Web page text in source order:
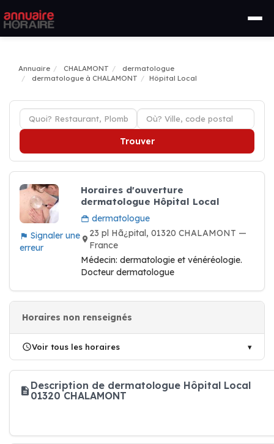
Annuaire CHALAMONT
dermatologue
dermatologue à CHALAMONT
Hôpital Local
Trouver
Signaler une
erreur
Horaires d'ouverture
dermatologue Hôpital Local
dermatologue
23 pl Hã¿pital, 01320 CHALAMONT —
France
Médecin: dermatologie et vénéréologie.
Docteur dermatologue
Horaires non renseignés
Voir tous les horaires
Description de dermatologue Hôpital Local
01320 CHALAMONT